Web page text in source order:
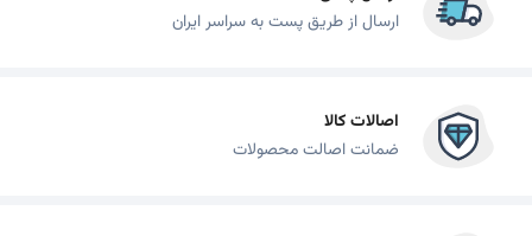
ارسال از طریق پست به سراسر ایران
اصالات کالا
ضمانت اصالت محصولات